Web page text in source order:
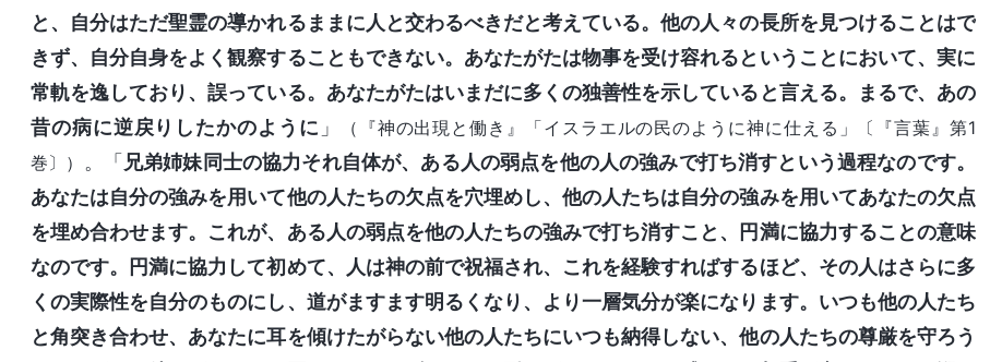
と、自分はただ聖霊の導かれるままに人と交わるべきだと考えている。他の人々の長所を見つけることはで
きず、自分自身をよく観察することもできない。あなたがたは物事を受け容れるということにおいて、実に
常軌を逸しており、誤っている。あなたがたはいまだに多くの独善性を示していると言える。まるで、あの
昔の病に逆戻りしたかのように 」
（『神の出現と働き』「イスラエルの民のように神に仕える」〔『言葉』第1
巻〕）
。「 兄弟姉妹同士の協力それ自体が、ある人の弱点を他の人の強みで打ち消すという過程なのです。
あなたは自分の強みを用いて他の人たちの欠点を穴埋めし、他の人たちは自分の強みを用いてあなたの欠点
を埋め合わせます。これが、ある人の弱点を他の人たちの強みで打ち消すこと、円満に協力することの意味
なのです。円満に協力して初めて、人は神の前で祝福され、これを経験すればするほど、その人はさらに多
くの実際性を自分のものにし、道がますます明るくなり、より一層気分が楽になります。いつも他の人たち
と角突き合わせ、あなたに耳を傾けたがらない他の人たちにいつも納得しない、他の人たちの尊厳を守ろう